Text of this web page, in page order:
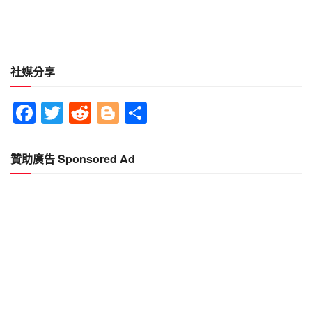
社媒分享
Facebook
Twitter
RedditBlogger
贊助廣告 Sponsored Ad